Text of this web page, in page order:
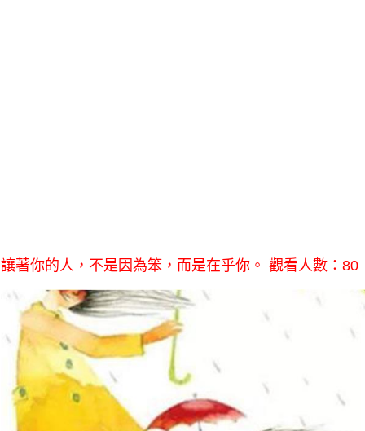
讓著你的人，不是因為笨，而是在乎你。 觀看人數：80